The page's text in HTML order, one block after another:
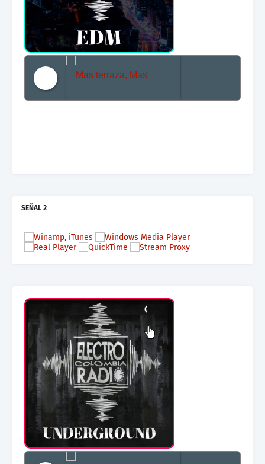
SEÑAL 2